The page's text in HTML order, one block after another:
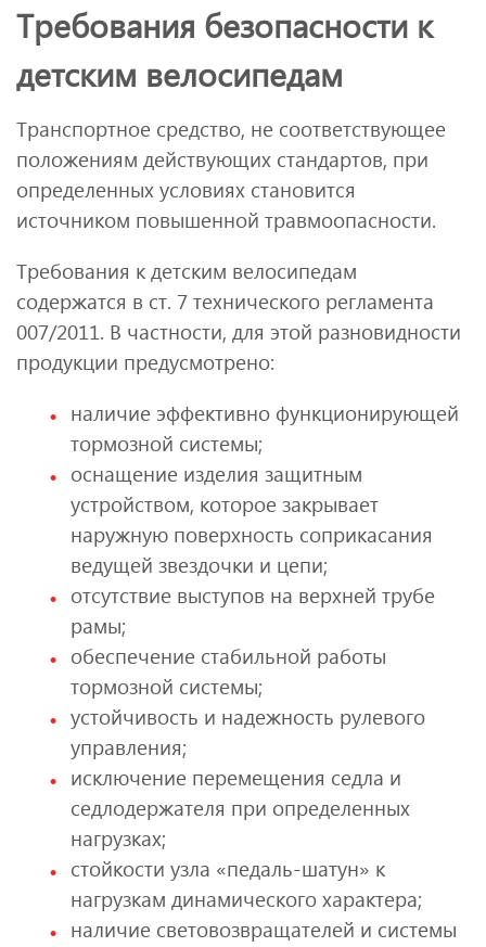
Требования безопасности к
детским велосипедам
Транспортное средство, не соответствующее
положениям действующих стандартов, при
определенных условиях становится
источником повышенной травмоопасности.
Требования к детским велосипедам
содержатся в ст. 7 технического регламента
007/2011. В частности, для этой разновидности
продукции предусмотрено:
наличие эффективно функционирующей
тормозной системы;
оснащение изделия защитным
устройством, которое закрывает
наружную поверхность соприкасания
ведущей звездочки и цепи;
отсутствие выступов на верхней трубе
рамы;
обеспечение стабильной работы
тормозной системы;
устойчивость и надежность рулевого
управления;
исключение перемещения седла и
седлодержателя при определенных
нагрузках;
стойкости узла «педаль-шатун» к
нагрузкам динамического характера;
наличие световозвращателей и системы